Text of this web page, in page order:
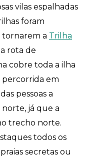
vilas espalhadas
foram
tornarem a Trilha
rota de
cobre toda a ilha
em
pessoas a
já que a
trecho norte.
todos os
secretas ou